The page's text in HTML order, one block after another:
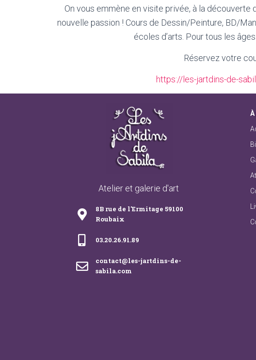
On vous emmène en visite privée, à la découverte
nouvelle passion ! Cours de Dessin/Peinture, BD/
écoles d’arts. Pour tous les
Réservez votre
https://les-jartdins-de-
Atelier et galerie d'art
8B rue de l'Ermitage 59100
Roubaix
03.20.26.91.89
contact@les-jartdins-de-
sabila.com
À